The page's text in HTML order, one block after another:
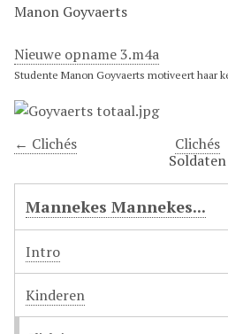
Manon Goyvaerts
Nieuwe opname 3.m4a
Studente Manon Goyvaerts motiveert haar
← Clichés
Clichés
Soldaten
Mannekes Mannekes...
Intro
Kinderen